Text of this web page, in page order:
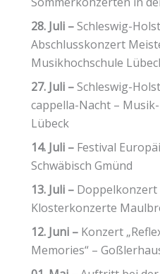
28. Juli –Schleswig-
Abschlusskonzert
Musikhochschule
27. Juli –Schleswig-
cappella-Nacht –
Lübeck
14. Juli – Festival
Schwäbisch Gmünd
13. Juli – Doppelkonzert
Klosterkonzerte
12. Juni – Konzert
Memories“ –